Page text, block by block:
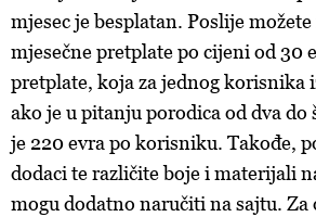
mjesec je besplatan. Poslije
mjesečne pretplate po cijeni od 30
pretplate, koja za jednog korisnika
ako je u pitanju porodica od dva do
je 220 evra po korisniku. Takođe,
dodaci te različite boje i materijali
mogu dodatno naručiti na sajtu. Za